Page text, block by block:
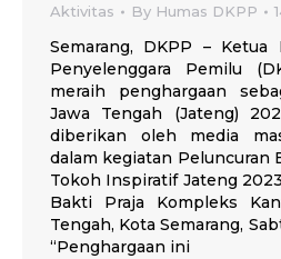
Aktivitas By Humas DKPP
Semarang, DKPP – Ketua
Penyelenggara Pemilu
meraih penghargaan
Jawa Tengah (Jateng)
diberikan oleh media
dalam kegiatan Peluncuran
Tokoh Inspiratif Jateng
Bakti Praja Kompleks
Tengah, Kota Semarang,
“Penghargaan ini